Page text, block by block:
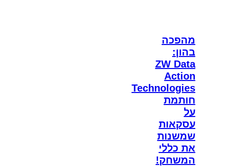
מהפכה
בהון:
ZW Data
Action
Technologies
חותמת
על
עסקאות
שמשנות
את כללי
המשחק!